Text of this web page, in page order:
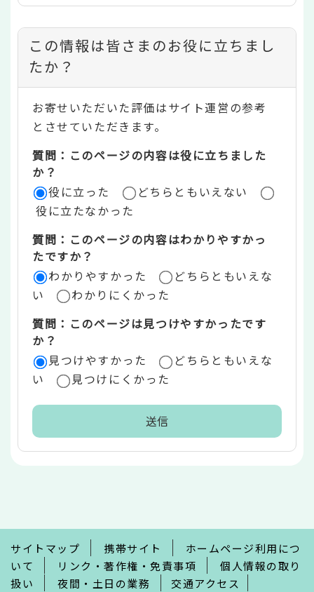
コ
ン
テ
ン
ツ
評
価
リ
ア
この情報は皆さまのお役に立ちまし
たか？
お寄せいただいた評価はサイト運営の参考
とさせていただきます。
質問：このページの内容は役に立ちました
か？
役に立った
どちらともいえない
役に立たなかった
質問：このページの内容はわかりやすかっ
たですか？
わかりやすかった
どちらともいえな
い
わかりにくかった
質問：このページは見つけやすかったです
か？
見つけやすかった
どちらともいえな
い
見つけにくかった
で
サイトマップ 携帯サイト
ホームページ利用につ
いて
リンク・著作権・免責事項
個人情報の取り
扱い
夜間・土日の業務 交通アクセス